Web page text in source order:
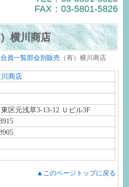
FAX：03-5801-5826
横川商店
員一覧部会別販売 （有）横川商店
川商店
区元浅草3-13-12 Ｕビル3F
▲このページトップに戻る